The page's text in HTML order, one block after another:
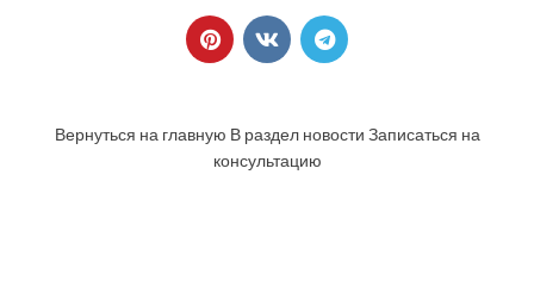
Вернуться на главную В раздел новости Записаться на
консультацию